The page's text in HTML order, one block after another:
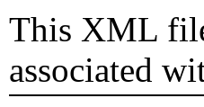
This XML
associated